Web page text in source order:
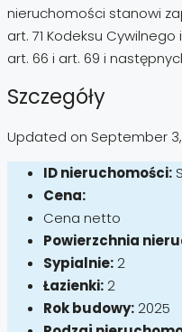
nieruchomości stanowi
art. 71 Kodeksu
art. 66 i art. 69 i
Szczegóły
Updated on September
ID nieruchomości:
Cena:
Cena netto
Powierzchnia
Sypialnie: 2
Łazienki: 2
Rok budowy: 2025